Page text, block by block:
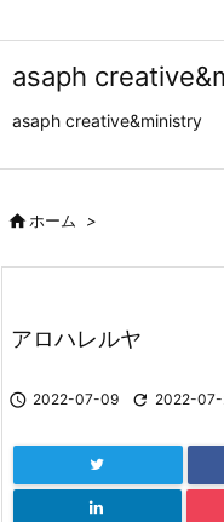
asaph
asaph creative&ministry
ホーム >
アロハレルヤ
 2022-07-09  2022-